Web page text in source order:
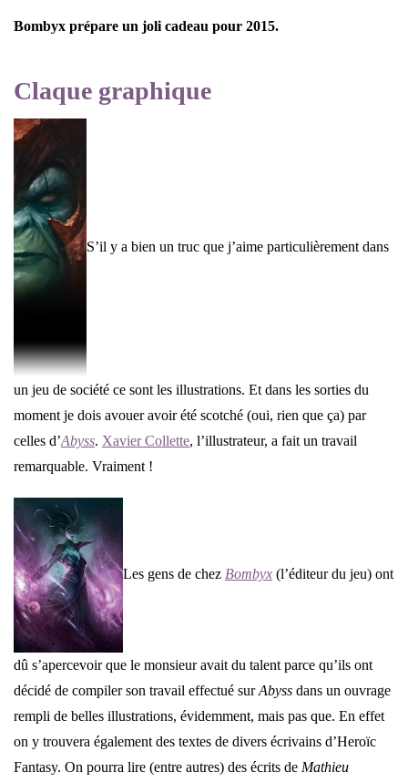
Bombyx prépare un joli cadeau pour 2015.
Claque graphique
S’il y a bien un truc que j’aime particulièrement dans
un jeu de société ce sont les illustrations. Et dans les sorties du
moment je dois avouer avoir été scotché (oui, rien que ça) par
celles d’Abyss. Xavier Collette, l’illustrateur, a fait un travail
remarquable. Vraiment !
Les gens de chez Bombyx (l’éditeur du jeu) ont
dû s’apercevoir que le monsieur avait du talent parce qu’ils ont
décidé de compiler son travail effectué surAbyss dans un ouvrage
rempli de belles illustrations, évidemment, mais pas que. En effet
on y trouvera également des textes de divers écrivains d’Heroïc
Fantasy. On pourra lire (entre autres) des écrits de Mathieu